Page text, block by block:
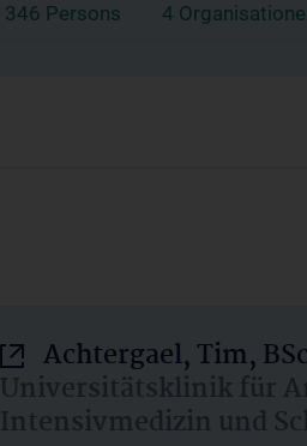
346 Persons 4
Achtergael, Tim, BSc
Universitätsklinik für
Intensivmedizin und